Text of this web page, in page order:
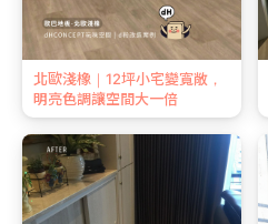
北歐淺橡｜12坪小宅變寬敞，
明亮色調讓空間大一倍